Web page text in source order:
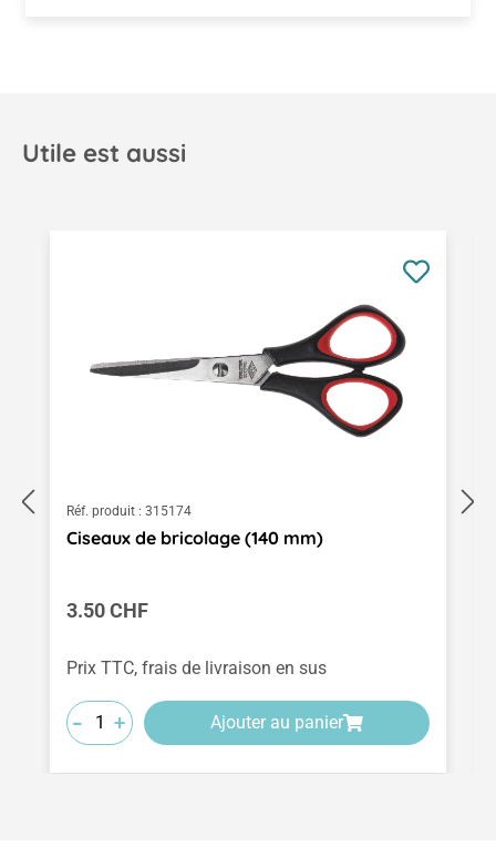
Utile est aussi
Réf. produit : 315174
Ciseaux de bricolage (140 mm)
Prix régulier :
3.50 CHF
Prix TTC, frais de livraison en sus
-
-
- +
+
+ Ajouter au panier